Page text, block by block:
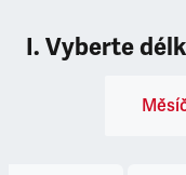
I. Vyberte